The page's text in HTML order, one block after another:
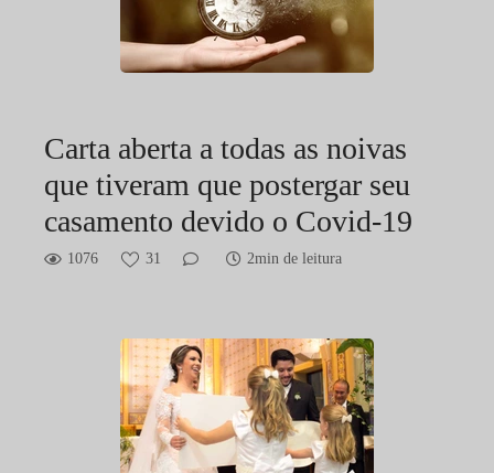
Carta aberta a todas as noivas
que tiveram que postergar seu
casamento devido o Covid-19
1076 31 2min de leitura